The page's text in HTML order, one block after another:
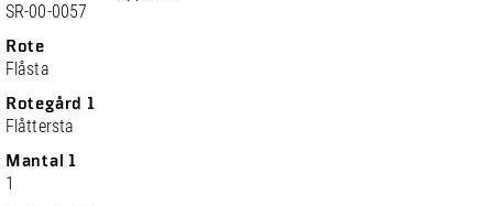
SR-00-0057
Rote
Flåsta
Rotegård 1
Flåttersta
Mantal 1
1